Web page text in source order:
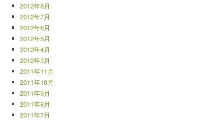
2012年8月
2012年7月
2012年6月
2012年5月
2012年4月
2012年3月
2011年11月
2011年10月
2011年9月
2011年8月
2011年7月